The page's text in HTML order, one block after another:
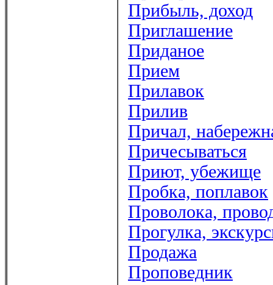
Прибыль, доход
Приглашение
Приданое
Прием
Прилавок
Прилив
Причал,
Причесываться
Приют, убежище
Пробка, поплавок
Проволока,
Прогулка,
Продажа
Проповедник